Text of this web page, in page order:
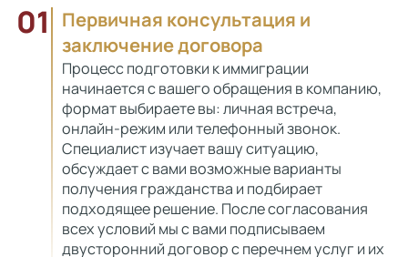
01
Первичная консультация и
заключение договора
Процесс подготовки к иммиграции
начинается с вашего обращения в компанию,
формат выбираете вы: личная встреча,
онлайн-режим или телефонный звонок.
Специалист изучает вашу ситуацию,
обсуждает с вами возможные варианты
получения гражданства и подбирает
подходящее решение. После согласования
всех условий мы с вами подписываем
двусторонний договор с перечнем услуг и их